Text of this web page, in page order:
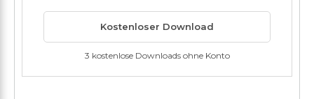
Kostenloser Download
3 kostenlose Downloads ohne Konto